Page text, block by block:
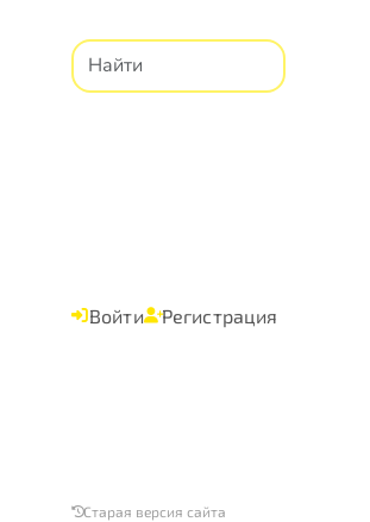
Войти Регистрация
Старая версия сайта